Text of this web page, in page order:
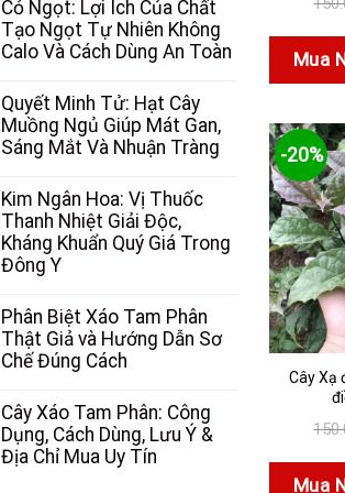
Cỏ Ngọt: Lợi Ích Của Chất
Tạo Ngọt Tự Nhiên Không
Calo Và Cách Dùng An Toàn
Quyết Minh Tử: Hạt Cây
Muồng Ngủ Giúp Mát Gan,
Sáng Mắt Và Nhuận Tràng
Kim Ngân Hoa: Vị Thuốc
Thanh Nhiệt Giải Độc,
Kháng Khuẩn Quý Giá Trong
Đông Y
Phân Biệt Xáo Tam Phân
Thật Giả và Hướng Dẫn Sơ
Chế Đúng Cách
Cây Xáo Tam Phân: Công
Dụng, Cách Dùng, Lưu Ý &
Địa Chỉ Mua Uy Tín
Mua
-20%
Cây Xạ
Mua